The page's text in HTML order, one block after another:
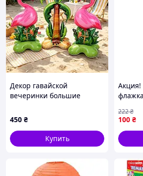
Декор гавайской
вечеринки большие
и пальма 3шт
450 ₴
Купить
Акция!
белый
100 ₴
222₴